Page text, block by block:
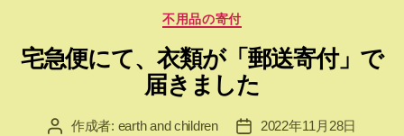
カ
ゴ
リ
ー
不用品の寄付
宅急便にて、衣類が「郵送寄付」で
届きました
投 作成者: earth and children
投
2022年11月28日